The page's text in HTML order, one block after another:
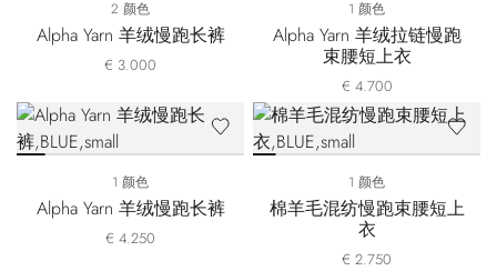
2 颜色
Alpha Yarn 羊绒慢跑长裤
€ 3.000
1 颜色
Alpha Yarn 羊绒拉链慢跑
束腰短上衣
€ 4.700
1 颜色
Alpha Yarn 羊绒慢跑长裤
€ 4.250
1 颜色
棉羊毛混纺慢跑束腰短上
衣
€ 2.750